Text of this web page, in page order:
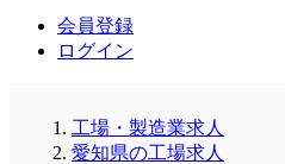
会員登録
ログイン
工場・製造業求人
愛知県の工場求人